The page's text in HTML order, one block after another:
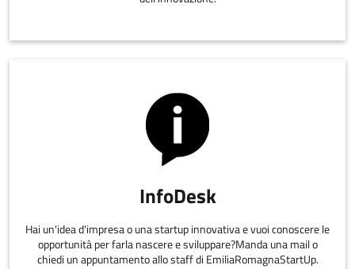
InfoDesk
Hai un'idea d'impresa o una startup innovativa e vuoi conoscere le
opportunità per farla nascere e sviluppare?Manda una mail o
chiedi un appuntamento allo staff di EmiliaRomagnaStartUp.